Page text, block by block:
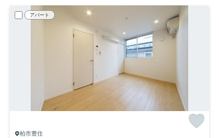
アパート
柏市豊住